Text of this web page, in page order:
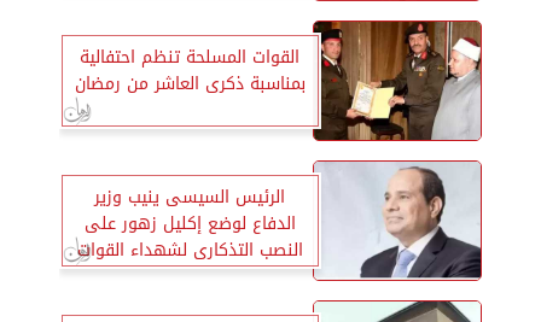
القوات المسلحة تنظم احتفالية
بمناسبة ذكرى العاشر من رمضان
الرئيس السيسى ينيب وزير
الدفاع لوضع إكليل زهور على
النصب التذكارى لشهداء القوات
المسلحة